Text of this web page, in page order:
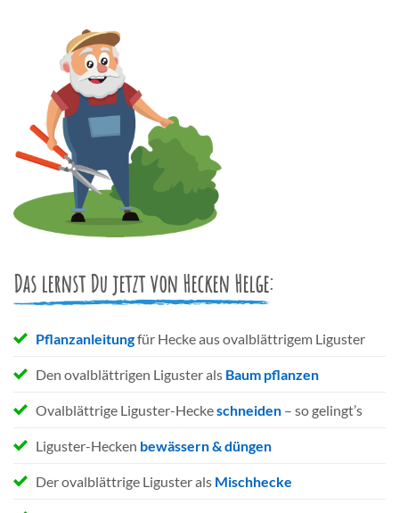
Das lernst Du jetzt von Hecken Helge:
Pflanzanleitungfür Hecke aus ovalblättrigem Liguster
Den ovalblättrigen Liguster als Baum pflanzen
Ovalblättrige Liguster-Heckeschneiden – so gelingt’s
Liguster-Hecken bewässern & düngen
Der ovalblättrige Liguster als Mischhecke